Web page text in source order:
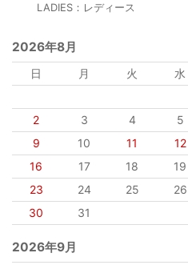
LADIES：レディース
2026年8月
日 月 火 水
2
3 4 5
9
10 11 12
16
17 18 19
23
24 25 26
30
31
2026年9月